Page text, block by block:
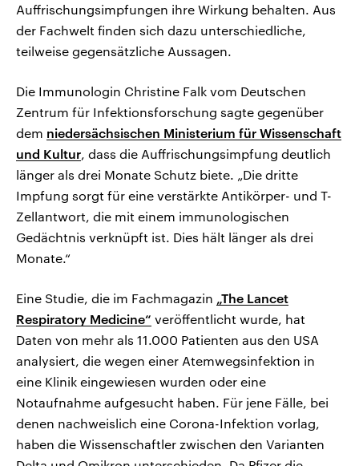
Auffrischungsimpfungen ihre Wirkung behalten. Aus
der Fachwelt finden sich dazu unterschiedliche,
teilweise gegensätzliche Aussagen.
Die Immunologin Christine Falk vom Deutschen
Zentrum für Infektionsforschung sagte gegenüber
dem niedersächsischen Ministerium für Wissenschaft
und Kultur, dass die Auffrischungsimpfung deutlich
länger als drei Monate Schutz biete. „Die dritte
Impfung sorgt für eine verstärkte Antikörper- und T-
Zellantwort, die mit einem immunologischen
Gedächtnis verknüpft ist. Dies hält länger als drei
Monate.“
Eine Studie, die im Fachmagazin „The Lancet
Respiratory Medicine“ veröffentlicht wurde, hat
Daten von mehr als 11.000 Patienten aus den USA
analysiert, die wegen einer Atemwegsinfektion in
eine Klinik eingewiesen wurden oder eine
Notaufnahme aufgesucht haben. Für jene Fälle, bei
denen nachweislich eine Corona-Infektion vorlag,
haben die Wissenschaftler zwischen den Varianten